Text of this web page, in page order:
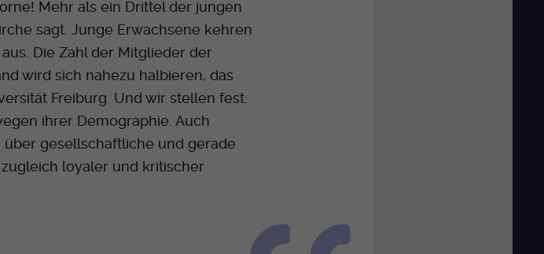
Mehr als ein Drittel der jungen
sagt. Junge Erwachsene kehren
Die Zahl der Mitglieder der
wird sich nahezu halbieren, das
Freiburg. Und wir stellen fest:
ihrer Demographie. Auch
gesellschaftliche und gerade
loyaler und kritischer